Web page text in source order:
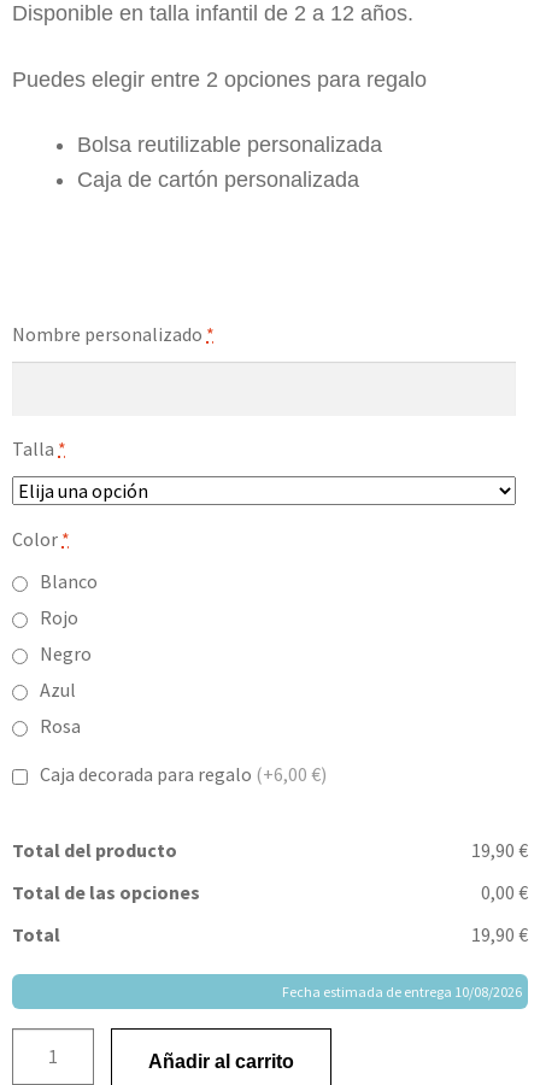
Disponible en talla infantil de 2 a 12 años.
Puedes elegir entre 2 opciones para regalo
Bolsa reutilizable personalizada
Caja de cartón personalizada
Nombre personalizado *
Talla *
Color *
Blanco
Rojo
Negro
Azul
Rosa
Caja decorada para regalo (+6,00 €)
Total del producto
19,90 €
Total de las opciones
0,00 €
Total
19,90 €
Fecha estimada de entrega 10/08/2026
Añadir al carrito